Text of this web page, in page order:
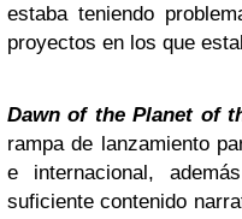
estaba teniendo
proyectos en los que
Dawn of the Planet of
rampa de lanzamiento
e internacional,
suficiente contenido